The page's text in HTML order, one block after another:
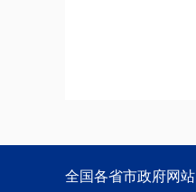
全国各省市政府网站